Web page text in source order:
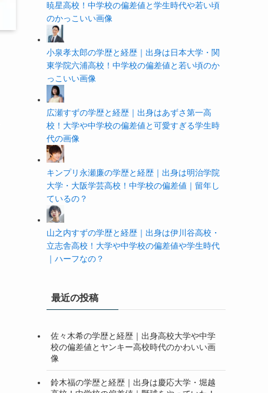
暁星高校！中学校の偏差値と学生時代や若い頃
のかっこいい画像
小泉孝太郎の学歴と経歴｜出身は日本大学・関
東学院六浦高校！中学校の偏差値と若い頃のか
っこいい画像
広瀬すずの学歴と経歴｜出身はあずさ第一高
校！大学や中学校の偏差値と可愛すぎる学生時
代の画像
キンプリ永瀬廉の学歴と経歴｜出身は明治学院
大学・大阪学芸高校！中学校の偏差値｜留年し
ているの？
山之内すずの学歴と経歴｜出身は伊川谷高校・
立志舎高校！大学や中学校の偏差値や学生時代
｜ハーフなの？
最近の投稿
佐々木希の学歴と経歴｜出身高校大学や中学
校の偏差値とヤンキー高校時代のかわいい画
像
鈴木福の学歴と経歴｜出身は慶応大学・堀越